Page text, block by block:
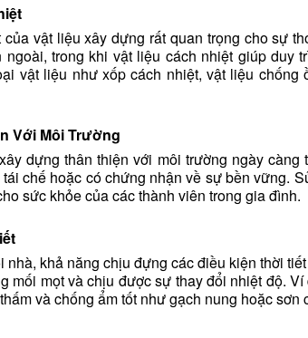
vật liệu xây dựng rất quan trọng cho sự
trong khi vật liệu cách nhiệt giúp duy
vật liệu như xốp cách nhiệt, vật liệu
Với Môi Trường
dựng thân thiện với môi trường ngày
chế hoặc có chứng nhận về sự bền vững.
sức khỏe của các thành viên trong gia đình.
khả năng chịu đựng các điều kiện thời
mối mọt và chịu được sự thay đổi nhiệt độ.
và chống ẩm tốt như gạch nung hoặc sơn